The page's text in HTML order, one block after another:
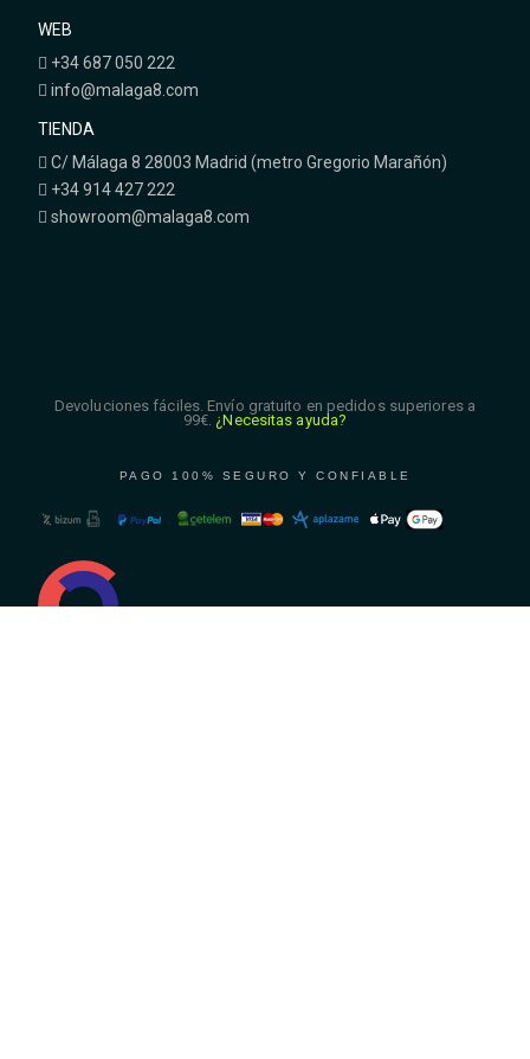
WEB
+34 687 050 222
info@malaga8.com
TIENDA
C/ Málaga 8 28003 Madrid (metro Gregorio Marañón)
+34 914 427 222
showroom@malaga8.com
Devoluciones fáciles. Envío gratuito en pedidos superiores a
99€. ¿Necesitas ayuda?
PAGO 100% SEGURO Y CONFIABLE